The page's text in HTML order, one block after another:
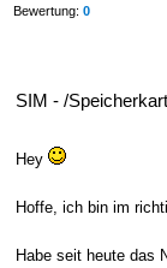
Bewertung: 0
SIM - /
Hey
Hoffe, ich bin im
Habe seit heute das